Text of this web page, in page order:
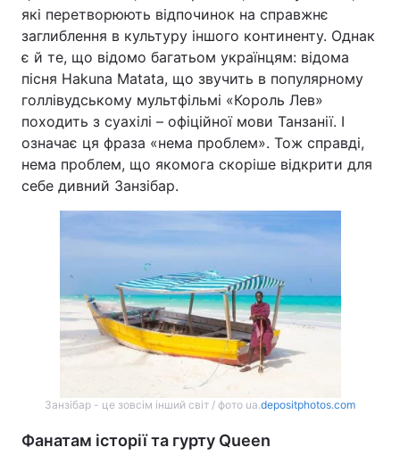
які перетворюють відпочинок на справжнє
заглиблення в культуру іншого континенту. Однак
є й те, що відомо багатьом українцям: відома
пісня Hakuna Matata, що звучить в популярному
голлівудському мультфільмі «Король Лев»
походить з суахілі – офіційної мови Танзанії. І
означає ця фраза «нема проблем». Тож справді,
нема проблем, що якомога скоріше відкрити для
себе дивний Занзібар.
Занзібар - це зовсім інший світ / фото ua.depositphotos.com
Фанатам історії та гурту Queen